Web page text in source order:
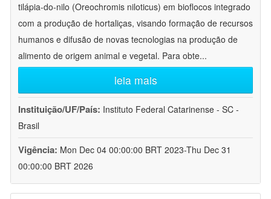
tilápia-do-nilo (Oreochromis niloticus) em bioflocos integrado
com a produção de hortaliças, visando formação de recursos
humanos e difusão de novas tecnologias na produção de
alimento de origem animal e vegetal. Para obte...
leia mais
Instituição/UF/País: Instituto Federal Catarinense - SC -
Brasil
Vigência: Mon Dec 04 00:00:00 BRT 2023-Thu Dec 31
00:00:00 BRT 2026